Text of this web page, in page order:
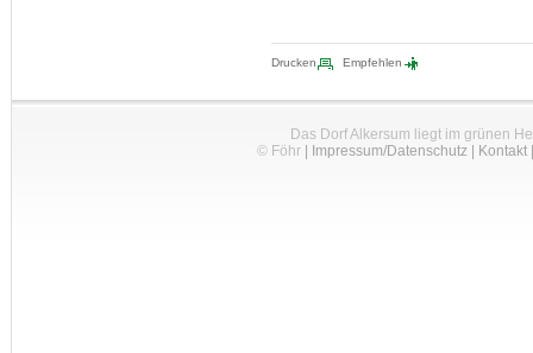
Drucken Empfehlen
Das Dorf Alkersum liegt im grünen
© Föhr| Impressum/Datenschutz| Kontakt